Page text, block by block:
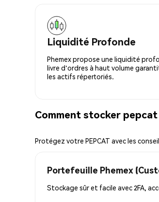
Liquidité Profonde
Phemex propose une liquidité
livre d'ordres à haut volume
les actifs répertoriés.
Comment stocker
Protégez votre PEPCAT avec les
Portefeuille Phemex
Stockage sûr et facile avec 2FA,